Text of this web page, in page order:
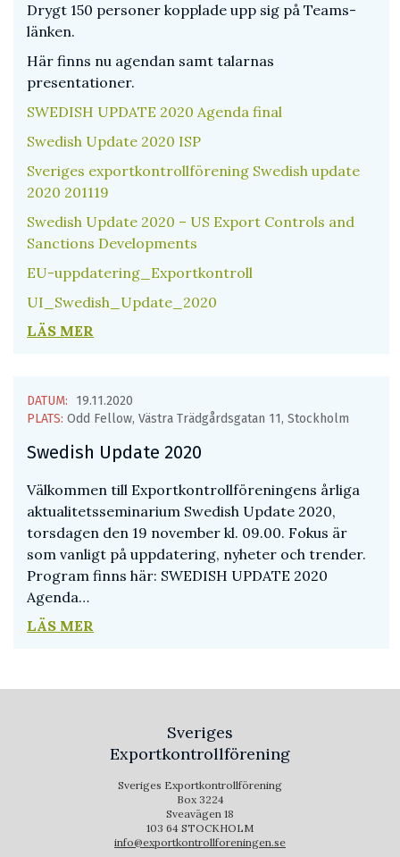
Drygt 150 personer kopplade upp sig på Teams-
länken.
Här finns nu agendan samt talarnas
presentationer.
SWEDISH UPDATE 2020 Agenda final
Swedish Update 2020 ISP
Sveriges exportkontrollförening Swedish update
2020 201119
Swedish Update 2020 – US Export Controls and
Sanctions Developments
EU-uppdatering_Exportkontroll
UI_Swedish_Update_2020
LÄS MER
DATUM:
19.11.2020
PLATS: Odd Fellow, Västra Trädgårdsgatan 11, Stockholm
Swedish Update 2020
Välkommen till Exportkontrollföreningens årliga
aktualitetsseminarium Swedish Update 2020,
torsdagen den 19 november kl. 09.00. Fokus är
som vanligt på uppdatering, nyheter och trender.
Program finns här: SWEDISH UPDATE 2020
Agenda…
LÄS MER
Sveriges
Exportkontrollförening
Sveriges Exportkontrollförening
Box 3224
Sveavägen 18
103 64 STOCKHOLM
info@exportkontrollforeningen.se